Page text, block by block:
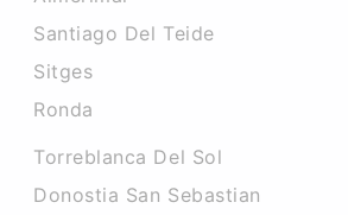
Santiago Del Teide
Sitges
Ronda
Torreblanca Del Sol
Donostia San Sebastian